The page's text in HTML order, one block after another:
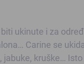
ukinute i za
Carine se
jabuke, kruške…